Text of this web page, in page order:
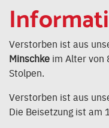
Verstorben ist aus
Minschke im Alter von
Stolpen.
Verstorben ist aus
Die Beisetzung ist am